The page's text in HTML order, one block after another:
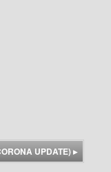
UPDATE)▸